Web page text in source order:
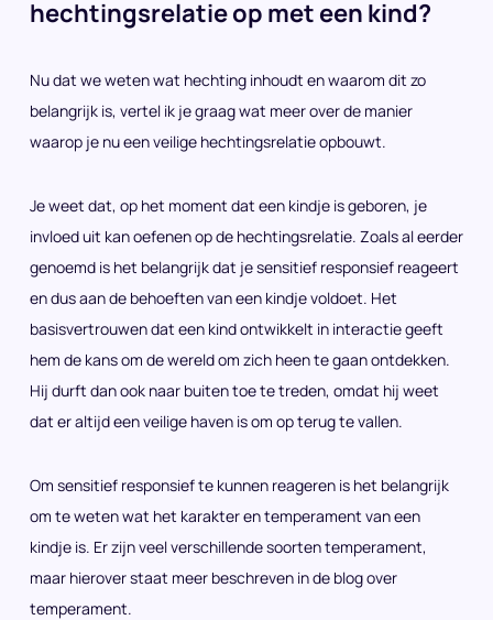
hechtingsrelatie op met een kind?
Nu dat we weten wat hechting inhoudt en waarom dit zo
belangrijk is, vertel ik je graag wat meer over de manier
waarop je nu een veilige hechtingsrelatie opbouwt.
Je weet dat, op het moment dat een kindje is geboren, je
invloed uit kan oefenen op de hechtingsrelatie. Zoals al eerder
genoemd is het belangrijk dat je sensitief responsief reageert
en dus aan de behoeften van een kindje voldoet. Het
basisvertrouwen dat een kind ontwikkelt in interactie geeft
hem de kans om de wereld om zich heen te gaan ontdekken.
Hij durft dan ook naar buiten toe te treden, omdat hij weet
dat er altijd een veilige haven is om op terug te vallen.
Om sensitief responsief te kunnen reageren is het belangrijk
om te weten wat het karakter en temperament van een
kindje is. Er zijn veel verschillende soorten temperament,
maar hierover staat meer beschreven in de blog over
temperament.